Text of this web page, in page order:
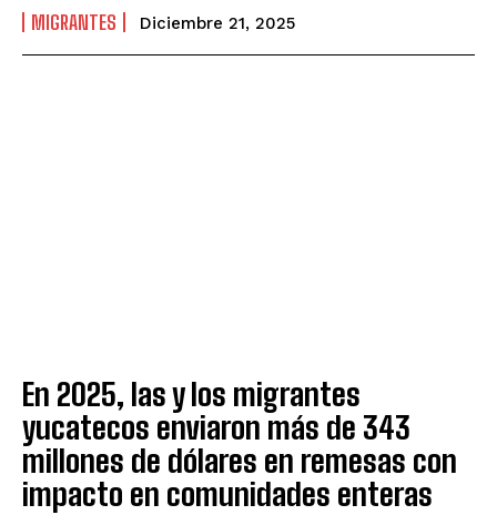
MIGRANTES Diciembre 21, 2025
En 2025, las y los migrantes
yucatecos enviaron más de 343
millones de dólares en remesas con
impacto en comunidades enteras